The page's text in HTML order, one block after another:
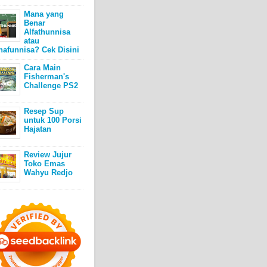
Mana yang
Benar
Alfathunnisa
atau
Cek Disini
Cara Main
Fisherman's
Challenge PS2
Resep Sup
untuk 100 Porsi
Hajatan
Review Jujur
Toko Emas
Wahyu Redjo